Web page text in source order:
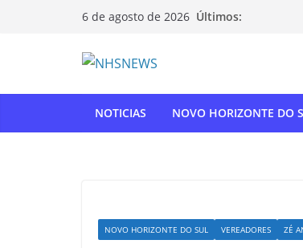
6 de agosto de 2026 Últimos:
NOTICIAS NOVO HORIZONTE DO
NOVO HORIZONTE DO SUL VEREADORES ZÉ